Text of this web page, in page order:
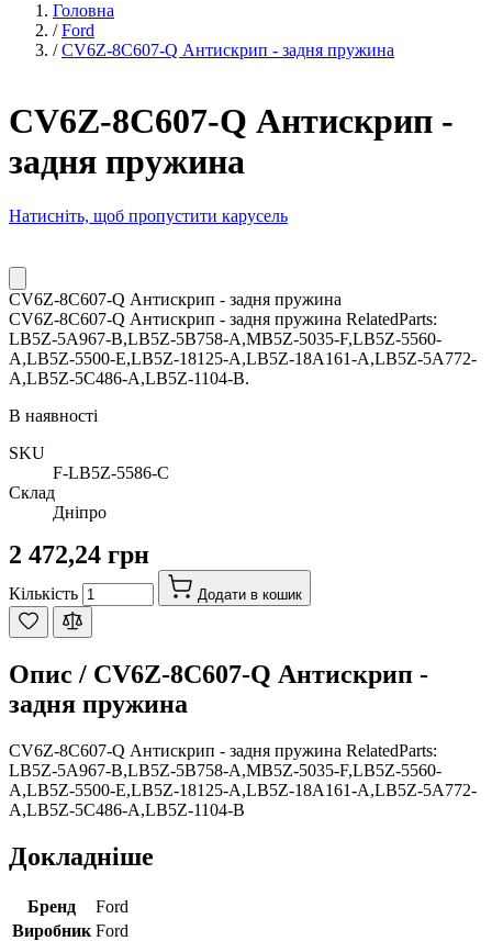
Головна
/ Ford
/ CV6Z-8C607-Q Антискрип - задня пружина
CV6Z-8C607-Q Антискрип -
задня пружина
Натисніть, щоб пропустити карусель
CV6Z-8C607-Q Антискрип - задня пружина
CV6Z-8C607-Q Антискрип - задня пружина RelatedParts:
LB5Z-5A967-B,LB5Z-5B758-A,MB5Z-5035-F,LB5Z-5560-
A,LB5Z-5500-E,LB5Z-18125-A,LB5Z-18A161-A,LB5Z-5A772-
A,LB5Z-5C486-A,LB5Z-1104-B.
В наявності
SKU
F-LB5Z-5586-C
Склад
Дніпро
2 472,24 грн
Кількість Додати в кошик
Опис / CV6Z-8C607-Q Антискрип -
задня пружина
CV6Z-8C607-Q Антискрип - задня пружина RelatedParts:
LB5Z-5A967-B,LB5Z-5B758-A,MB5Z-5035-F,LB5Z-5560-
A,LB5Z-5500-E,LB5Z-18125-A,LB5Z-18A161-A,LB5Z-5A772-
A,LB5Z-5C486-A,LB5Z-1104-B
Докладніше
Бренд
Ford
Виробник Ford